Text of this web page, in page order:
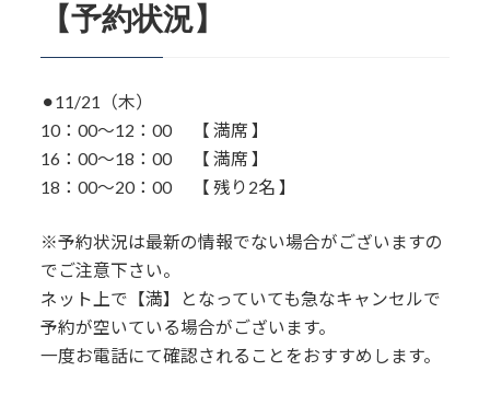
【予約状況】
⚫︎11/21（木）
10：00〜12：00 【 満席 】
16：00～18：00 【 満席 】
18：00～20：00 【 残り2名 】
※予約状況は最新の情報でない場合がございますの
でご注意下さい。
ネット上で【満】となっていても急なキャンセルで
予約が空いている場合がございます。
一度お電話にて確認されることをおすすめします。